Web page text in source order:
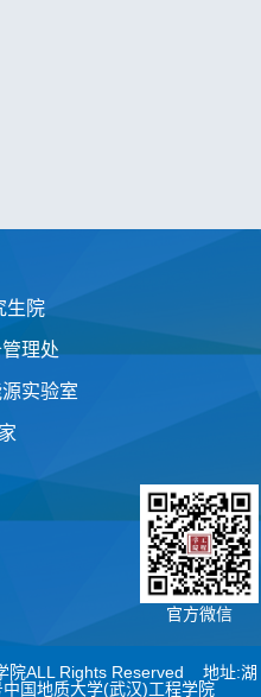
生院
理处
实验室
官方微信
院ALL Rights Reserved 地址:湖
国地质大学(武汉)工程学院